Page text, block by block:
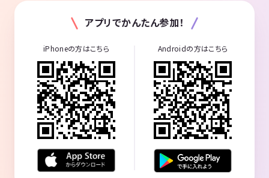
アプリでかんたん参加！
iPhoneの方はこちら Androidの方はこちら